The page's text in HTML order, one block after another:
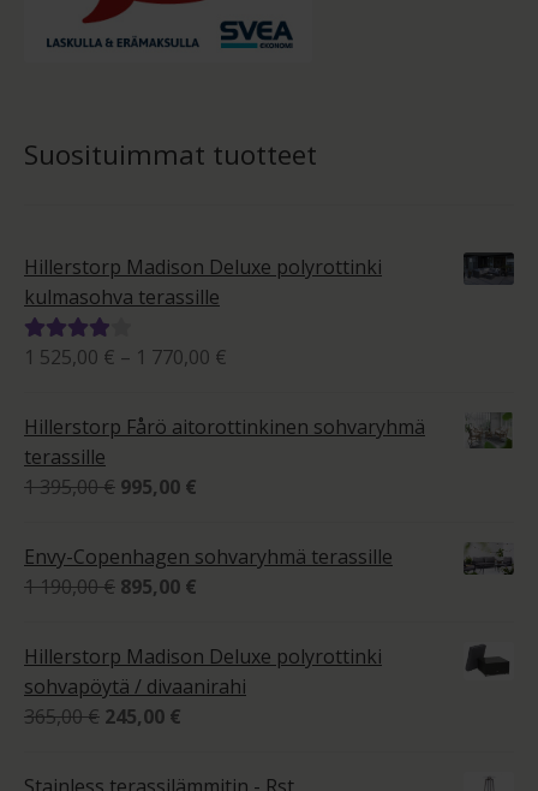
Suosituimmat tuotteet
Hillerstorp Madison Deluxe polyrottinki
kulmasohva terassille
Arvostelu
4.00
1 525,00 € – 1 770,00 €
525,00 €
Hillerstorp Fårö aitorottinkinen sohvaryhmä
terassille
1 395,00€ Alkuperäinen
oli:
1
995,00 €
on:
995,00 €.
Envy-Copenhagen sohvaryhmä terassille
1 190,00€ Alkuperäinen
oli:
1
190,00 €.
895,00 €
on:
895,00 €.
Hillerstorp Madison Deluxe polyrottinki
sohvapöytä / divaanirahi
365,00€ Alkuperäinen
oli:
245,00 €
on: